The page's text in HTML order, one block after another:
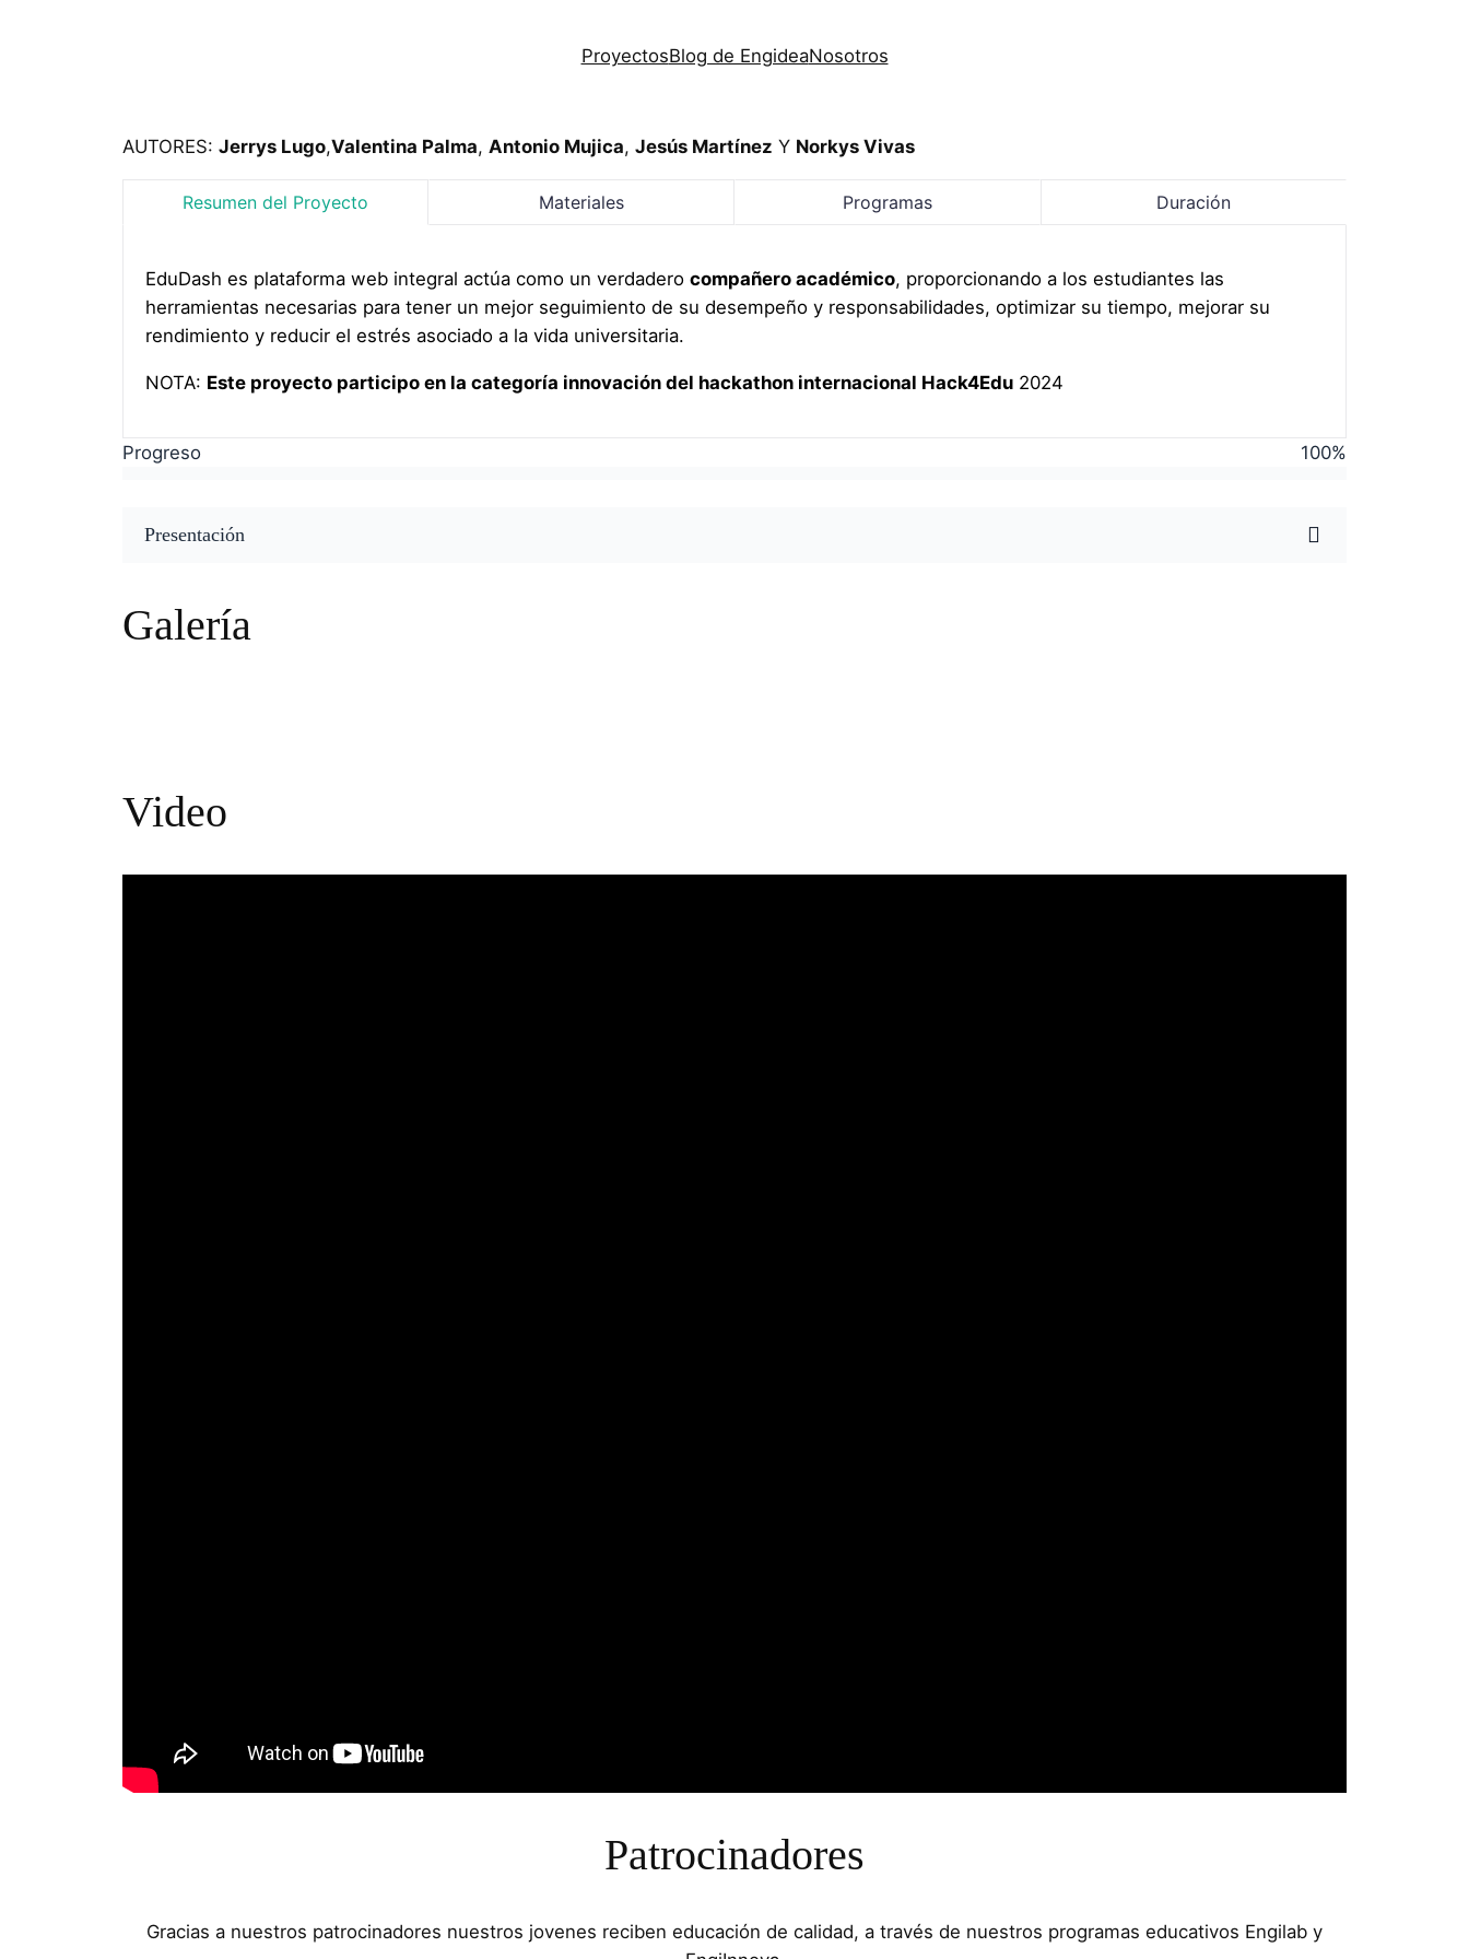
ProyectosBlog de EngideaNosotros
AUTORES: Jerrys Lugo,Valentina Palma, Antonio Mujica, Jesús Martínez Y Norkys Vivas
Resumen del Proyecto Materiales Programas Duración
EduDash es plataforma web integral actúa como un verdadero compañero académico, proporcionando a los estudiantes las
herramientas necesarias para tener un mejor seguimiento de su desempeño y responsabilidades, optimizar su tiempo, mejorar su
rendimiento y reducir el estrés asociado a la vida universitaria.
NOTA: Este proyecto participo en la categoría innovación del hackathon internacional Hack4Edu 2024
Progreso 100%
Presentación
Galería
Video
Patrocinadores
Gracias a nuestros patrocinadores nuestros jovenes reciben educación de calidad, a través de nuestros programas educativos Engilab y